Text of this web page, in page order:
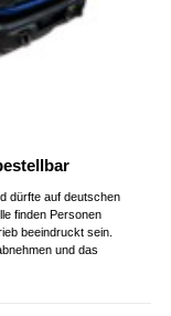
dürfte auf deutschen
finden Personen
beeindruckt sein.
und das